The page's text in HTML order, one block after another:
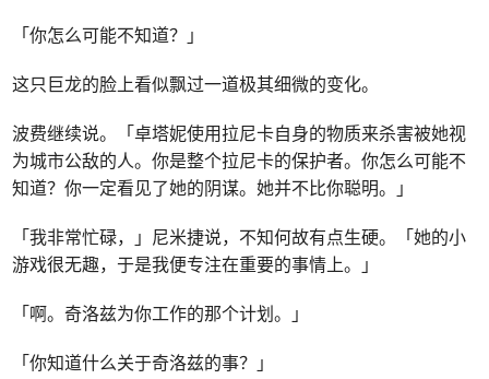
「你怎么可能不知道？」
这只巨龙的脸上看似飘过一道极其细微的变化。
波费继续说。「卓塔妮使用拉尼卡自身的物质来杀害被她视
为城市公敌的人。你是整个拉尼卡的保护者。你怎么可能不
知道？你一定看见了她的阴谋。她并不比你聪明。」
「我非常忙碌，」尼米捷说，不知何故有点生硬。「她的小
游戏很无趣，于是我便专注在重要的事情上。」
「啊。奇洛兹为你工作的那个计划。」
「你知道什么关于奇洛兹的事？」